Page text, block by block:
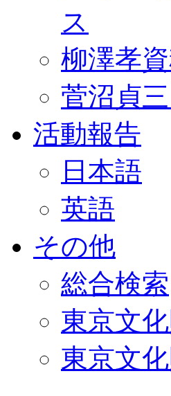
ス
柳澤孝
菅沼貞
活動報告
日本語
英語
その他
総合検索
東京文
東京文